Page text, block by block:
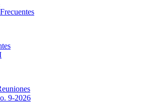
9-2026